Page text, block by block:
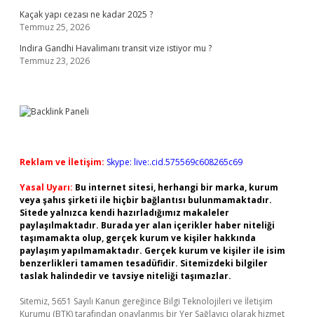
Kaçak yapı cezası ne kadar 2025 ?
Temmuz 25, 2026
Indira Gandhi Havalimanı transit vize istiyor mu ?
Temmuz 23, 2026
Reklam ve İletişim: Skype: live:.cid.575569c608265c69
Yasal Uyarı: Bu internet sitesi, herhangi bir marka, kurum
veya şahıs şirketi ile hiçbir bağlantısı bulunmamaktadır.
Sitede yalnızca kendi hazırladığımız makaleler
paylaşılmaktadır. Burada yer alan içerikler haber niteliği
taşımamakta olup, gerçek kurum ve kişiler hakkında
paylaşım yapılmamaktadır. Gerçek kurum ve kişiler ile isim
benzerlikleri tamamen tesadüfidir. Sitemizdeki bilgiler
taslak halindedir ve tavsiye niteliği taşımazlar.
Sitemiz, 5651 Sayılı Kanun gereğince Bilgi Teknolojileri ve İletişim
Kurumu (BTK) tarafından onaylanmış bir Yer Sağlayıcı olarak hizmet